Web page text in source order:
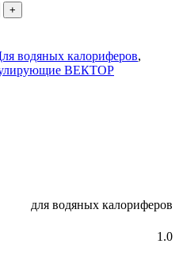
водяных калориферов,
ВЕКТОР
для водяных калориферов
1.0